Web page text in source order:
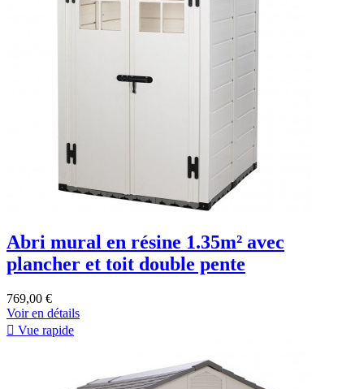
Abri mural en résine 1.35m² avec
plancher et toit double pente
769,00 €
Voir en détails
 Vue rapide